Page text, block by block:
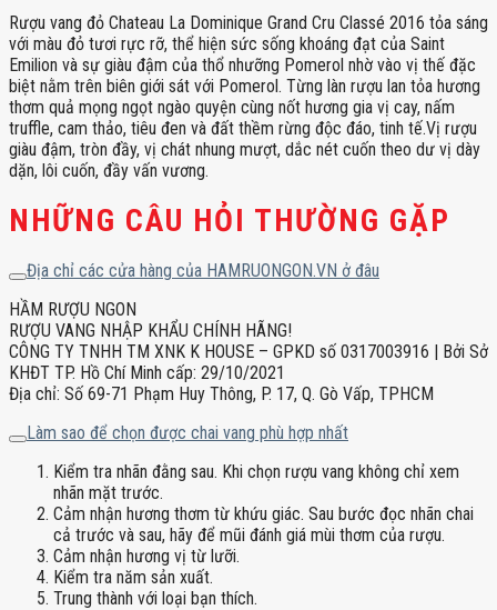
Rượu vang đỏ Chateau La Dominique Grand Cru Classé 2016 tỏa sáng
với màu đỏ tươi rực rỡ, thể hiện sức sống khoáng đạt của Saint
Emilion và sự giàu đậm của thổ nhưỡng Pomerol nhờ vào vị thế đặc
biệt nằm trên biên giới sát với Pomerol. Từng làn rượu lan tỏa hương
thơm quả mọng ngọt ngào quyện cùng nốt hương gia vị cay, nấm
truffle, cam thảo, tiêu đen và đất thềm rừng độc đáo, tinh tế.Vị rượu
giàu đậm, tròn đầy, vị chát nhung mượt, dắc nét cuốn theo dư vị dày
dặn, lôi cuốn, đầy vấn vương.
NHỮNG CÂU HỎI THƯỜNG GẶP
Địa chỉ các cửa hàng của HAMRUONGON.VN ở đâu
HẦM RƯỢU NGON
RƯỢU VANG NHẬP KHẨU CHÍNH HÃNG!
CÔNG TY TNHH TM XNK K HOUSE – GPKD số 0317003916 | Bởi Sở
KHĐT TP. Hồ Chí Minh cấp: 29/10/2021
Địa chỉ: Số 69-71 Phạm Huy Thông, P. 17, Q. Gò Vấp, TPHCM
Làm sao để chọn được chai vang phù hợp nhất
Kiểm tra nhãn đằng sau. Khi chọn rượu vang không chỉ xem
nhãn mặt trước.
Cảm nhận hương thơm từ khứu giác. Sau bước đọc nhãn chai
cả trước và sau, hãy để mũi đánh giá mùi thơm của rượu.
Cảm nhận hương vị từ lưỡi.
Kiểm tra năm sản xuất.
Trung thành với loại bạn thích.